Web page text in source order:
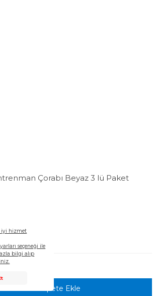
iyi hizmet
seçeneği ile
bilgi alıp
Çorabı Beyaz 3 lü Paket
:
Tümünü Sepete Ekle